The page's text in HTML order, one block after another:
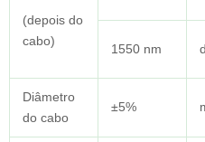
(depois do
cabo)
1550 nm
Diâmetro
do cabo
±5%